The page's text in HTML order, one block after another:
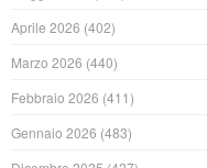
Aprile 2026 (402)
Marzo 2026 (440)
Febbraio 2026 (411)
Gennaio 2026 (483)